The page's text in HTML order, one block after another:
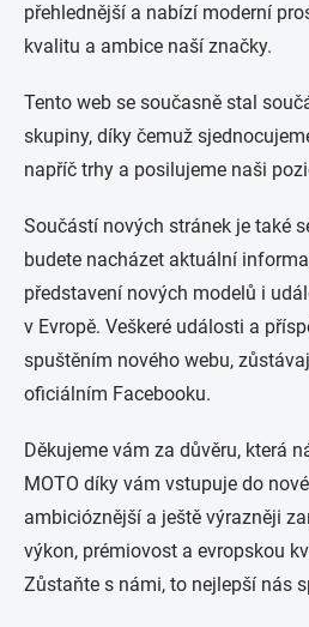
přehlednější a nabízí moderní
kvalitu a ambice naší značky.
Tento web se současně stal
skupiny, díky čemuž
napříč trhy a posilujeme naši
Součástí nových stránek je také
budete nacházet aktuální
představení nových modelů i
v Evropě. Veškeré události a
spuštěním nového webu,
oficiálním Facebooku.
Děkujeme vám za důvěru, která
MOTO díky vám vstupuje do
ambicióznější a ještě výrazněji
výkon, prémiovost a evropskou
Zůstaňte s námi, to nejlepší nás